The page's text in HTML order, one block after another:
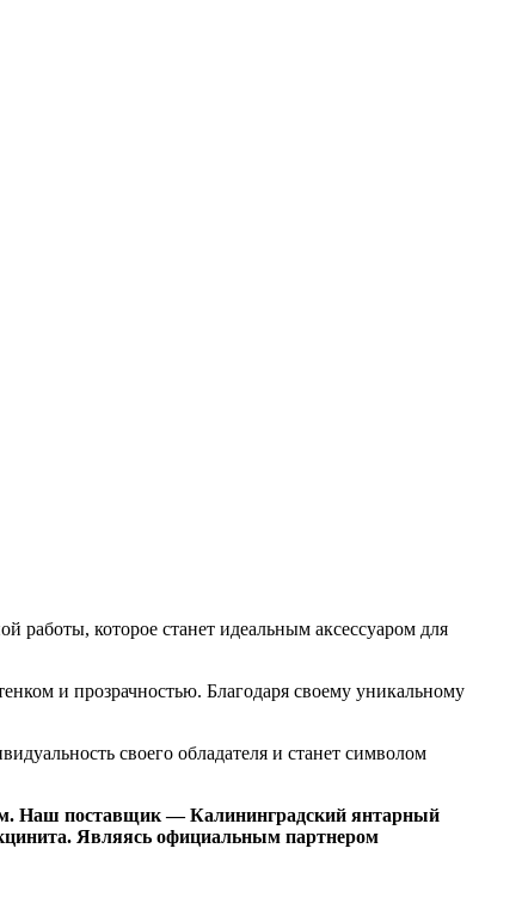
работы, которое станет идеальным аксессуаром для
и прозрачностью. Благодаря своему уникальному
своего обладателя и станет символом
Наш поставщик — Калининградский янтарный
Являясь официальным партнером